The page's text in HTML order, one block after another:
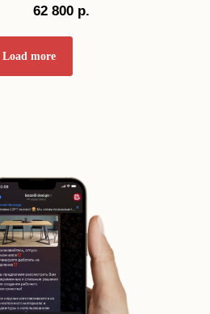
62 800 р.
Load more